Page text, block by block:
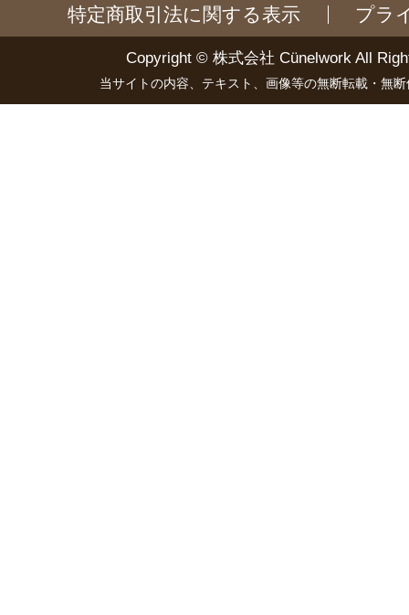
特定商取引法に関する表示 プラ
Copyright © 株式会社 Cünelwork All
当サイトの内容、テキスト、画像等の無断転載・無